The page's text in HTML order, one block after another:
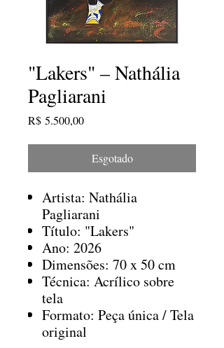
"Lakers" – Nathália
Pagliarani
R$ 5.500,00Preço
Esgotado
Artista: Nathália
Pagliarani
Título: "Lakers"
Ano: 2026
Dimensões: 70 x 50 cm
Técnica: Acrílico sobre
tela
Formato: Peça única / Tela
original